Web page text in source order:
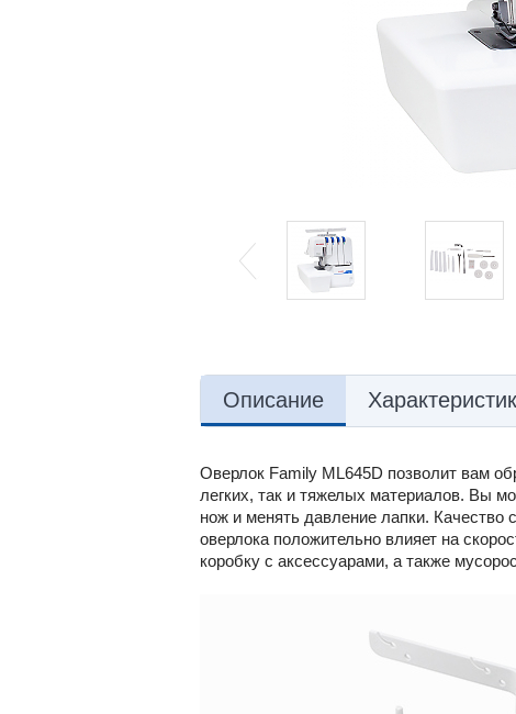
Описание
Оверлок Family ML645D позволит вам
легких, так и тяжелых материалов. Вы
нож и менять давление лапки. Качество
оверлока положительно влияет на
коробку с аксессуарами, а также